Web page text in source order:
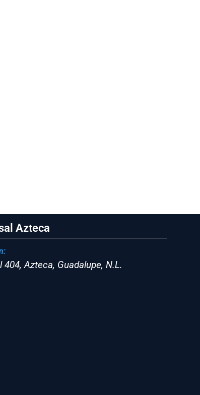
Azteca
404, Azteca, Guadalupe, N.L.